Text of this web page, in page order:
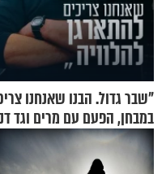
"שבר גדול. הבנו שאנחנו
במבחן, הפעם עם מרים וגד